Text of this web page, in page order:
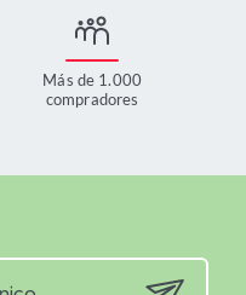
Más de 1.000
compradores